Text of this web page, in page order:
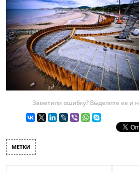
Заметили ошибку? Выделите ее и
МЕТКИ